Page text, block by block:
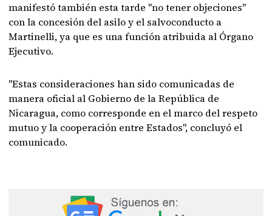
manifestó también esta tarde "no tener objeciones"
con la concesión del asilo y el salvoconducto a
Martinelli, ya que es una función atribuida al Órgano
Ejecutivo.
"Estas consideraciones han sido comunicadas de
manera oficial al Gobierno de la República de
Nicaragua, como corresponde en el marco del respeto
mutuo y la cooperación entre Estados", concluyó el
comunicado.